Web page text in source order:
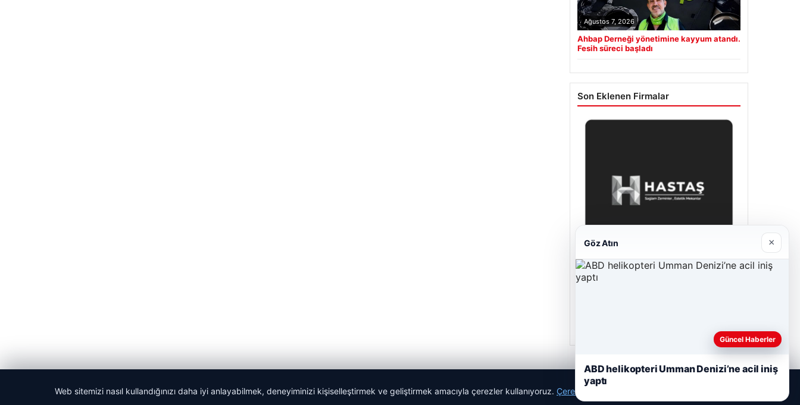
Ağustos 7, 2026
Ahbap Derneği yönetimine kayyum atandı.
Fesih süreci başladı
Son Eklenen Firmalar
Hastaş Beton
© 2026 Haber Git – Güncel Haber Portalı
Web sitemizi nasıl kullandığınızı daha iyi anlayabilmek, deneyiminizi kişiselleştirmek ve geliştirmek amacıyla çerezler kullanıyoruz. Çerez Politikamız
Göz Atın ×
Güncel Haberler
ABD helikopteri Umman Denizi’ne acil iniş
yaptı